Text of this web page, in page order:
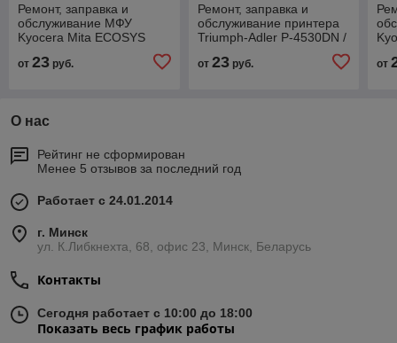
Ремонт, заправка и
обслуживание МФУ
Kyocera Mita ECOSYS
от 23 руб.
Ремонт, заправка и
обслуживание принтера
Triumph-Adler P-4530DN /
от 23руб. от
О нас
Рейтинг не сформирован
Менее 5 отзывов за последний год
Работает с 24.01.2014
г. Минск
ул. К.Либкнехта, 68, офис 23, Минск, Беларусь
Контакты
Сегодня работает с 10:00 до 18:00
Показать весь график работы